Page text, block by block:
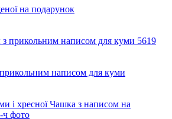
на подарунок
написом для куми